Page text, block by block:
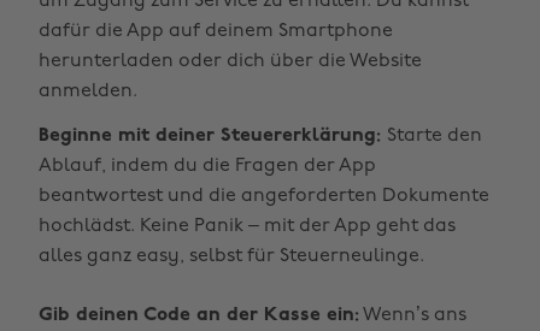
dafür die App auf deinem Smartphone
herunterladen oder dich über die Website
anmelden.
Beginne mit deiner Steuererklärung: Starte den
Ablauf, indem du die Fragen der App
beantwortest und die angeforderten Dokumente
hochlädst. Keine Panik – mit der App geht das
alles ganz easy, selbst für Steuerneulinge.
Gib deinen Code an der Kasse ein: Wenn’s ans